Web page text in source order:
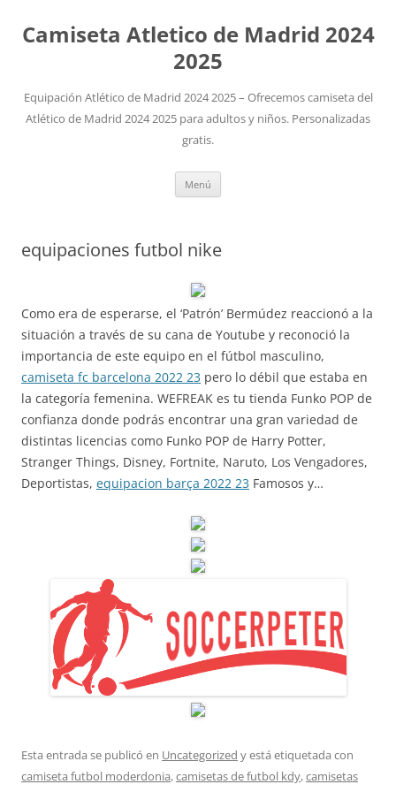
Camiseta Atletico de Madrid 2024
2025
Equipación Atlético de Madrid 2024 2025 – Ofrecemos camiseta del
Atlético de Madrid 2024 2025 para adultos y niños. Personalizadas
gratis.
Menú
equipaciones futbol nike
Como era de esperarse, el ‘Patrón’ Bermúdez reaccionó a la
situación a través de su cana de Youtube y reconoció la
importancia de este equipo en el fútbol masculino,
camiseta fc barcelona 2022 23 pero lo débil que estaba en
la categoría femenina. WEFREAK es tu tienda Funko POP de
confianza donde podrás encontrar una gran variedad de
distintas licencias como Funko POP de Harry Potter,
Stranger Things, Disney, Fortnite, Naruto, Los Vengadores,
Deportistas, equipacion barça 2022 23 Famosos y…
Esta entrada se publicó en Uncategorized y está etiquetada con
camiseta futbol moderdonia,camisetas de futbol kdy,camisetas